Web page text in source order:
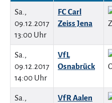
Sa.,
09.12.2017
13:00 Uhr
FC Carl
Zeiss Jena
Sa.,
09.12.2017
14:00 Uhr
VfL
Osnabrück
Sa.,
VfR Aalen